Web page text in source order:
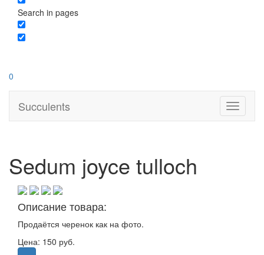
Search in pages
0
Toggle
Succulents
Sedum joyce tulloch
Описание товара:
Продаётся черенок как на фото.
Цена: 150 руб.